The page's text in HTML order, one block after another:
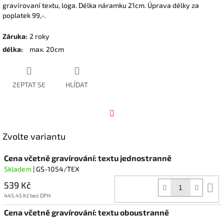
gravírovaní textu, loga. Délka náramku 21cm. Úprava délky za
poplatek 99,-.
Záruka: 2 roky
délka: max. 20cm
ZEPTAT SE HLÍDAT
Zvolte variantu
Cena včetně gravírování: textu jednostranně
Skladem | GS-1054/TEX
539 Kč
445,45 Kč bez DPH
Cena včetně gravírování: textu oboustranně